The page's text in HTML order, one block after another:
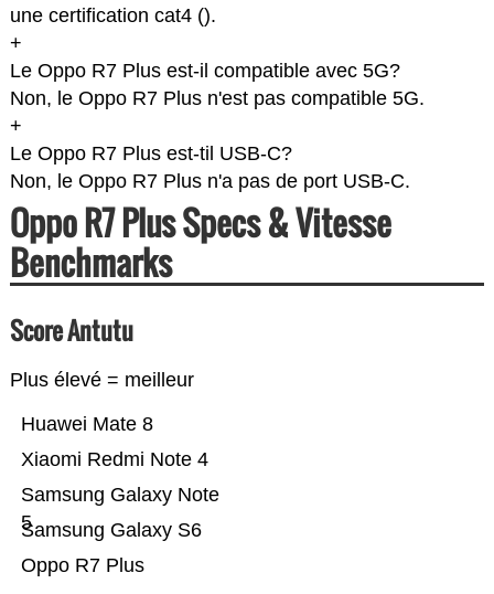
une certification cat4 ().
+
Le Oppo R7 Plus est-il compatible avec 5G?
Non, le Oppo R7 Plus n'est pas compatible 5G.
+
Le Oppo R7 Plus est-til USB-C?
Non, le Oppo R7 Plus n'a pas de port USB-C.
Oppo R7 Plus Specs & Vitesse
Benchmarks
Score Antutu
Plus élevé = meilleur
Oppo R7 Plus
Samsung Galaxy S6
Samsung Galaxy Note
5
Xiaomi Redmi Note 4
Huawei Mate 8